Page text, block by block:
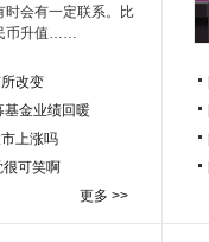
时会有一定联系。比
币升值……
改变
基金业绩回暖
上涨吗
可笑啊
更多 >>